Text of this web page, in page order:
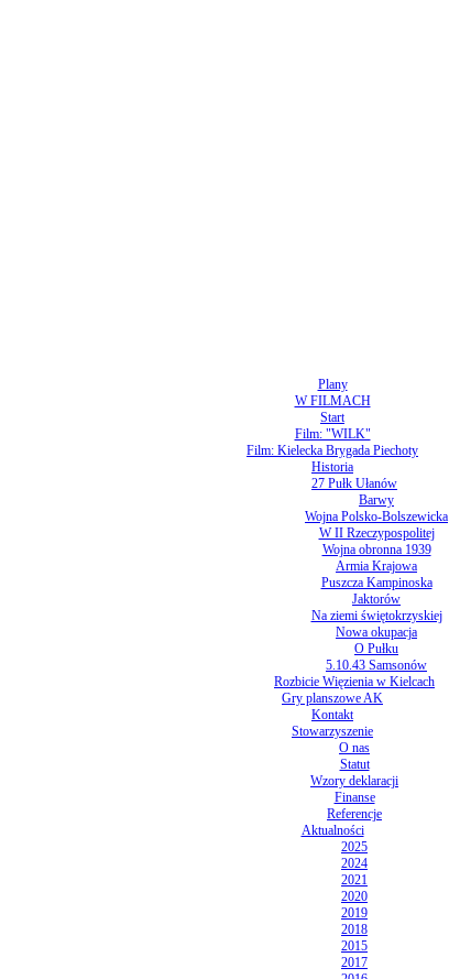
Plany
W FILMACH
Start
Film: "WILK"
Film: Kielecka Brygada Piechoty
Historia
27 Pułk Ułanów
Barwy
Wojna Polsko-Bolszewicka
W II Rzeczypospolitej
Wojna obronna 1939
Armia Krajowa
Puszcza Kampinoska
Jaktorów
Na ziemi świętokrzyskiej
Nowa okupacja
O Pułku
5.10.43 Samsonów
Rozbicie Więzienia w Kielcach
Gry planszowe AK
Kontakt
Stowarzyszenie
O nas
Statut
Wzory deklaracji
Finanse
Referencje
Aktualności
2025
2024
2021
2020
2019
2018
2015
2017